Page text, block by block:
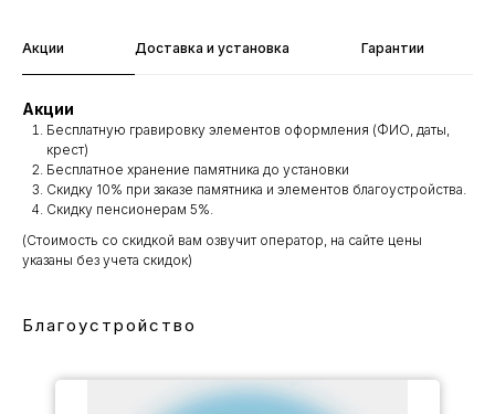
Акции Доставка и установка Гарантии
Акции
Бесплатную гравировку элементов оформления (ФИО, даты,
крест)
Бесплатное хранение памятника до установки
Скидку 10% при заказе памятника и элементов благоустройства.
Скидку пенсионерам 5%.
(Стоимость со скидкой вам озвучит оператор, на сайте цены
указаны без учета скидок)
Благоустройство